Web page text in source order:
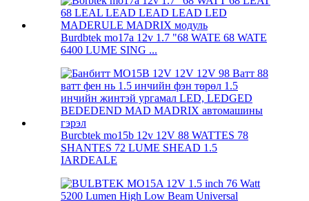
Burdbtek mo17a 12v 1.7 "68 WATE 68 WATE
6400 LUME SING ...
Burcbtek mo15b 12v 12V 88 WATTES 78
SHANTES 72 LUME SHEAD 1.5
IARDEALE